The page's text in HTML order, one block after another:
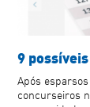
9
Após
concurseiros